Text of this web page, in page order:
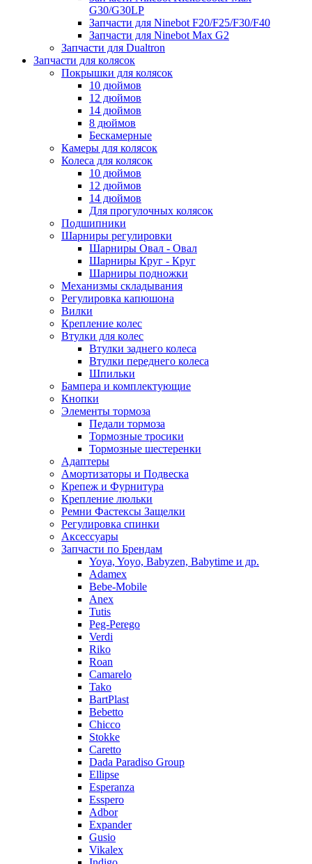
G30/G30LP
Запчасти для Ninebot F20/F25/F30/F40
Запчасти для Ninebot Max G2
Запчасти для Dualtron
Запчасти для колясок
Покрышки для колясок
10 дюймов
12 дюймов
14 дюймов
8 дюймов
Бескамерные
Камеры для колясок
Колеса для колясок
10 дюймов
12 дюймов
14 дюймов
Для прогулочных колясок
Подшипники
Шарниры регулировки
Шарниры Овал - Овал
Шарниры Круг - Круг
Шарниры подножки
Механизмы складывания
Регулировка капюшона
Вилки
Крепление колес
Втулки для колес
Втулки заднего колеса
Втулки переднего колеса
Шпильки
Бампера и комплектующие
Кнопки
Элементы тормоза
Педали тормоза
Тормозные тросики
Тормозные шестеренки
Адаптеры
Амортизаторы и Подвеска
Крепеж и Фурнитура
Крепление люльки
Ремни Фастексы Защелки
Регулировка спинки
Аксессуары
Запчасти по Брендам
Yoya, Yoyo, Babyzen, Babytime и др.
Adamex
Bebe-Mobile
Anex
Tutis
Peg-Perego
Verdi
Riko
Roan
Camarelo
Tako
BartPlast
Bebetto
Chicco
Stokke
Caretto
Dada Paradiso Group
Ellipse
Esperanza
Esspero
Adbor
Expander
Gusio
Vikalex